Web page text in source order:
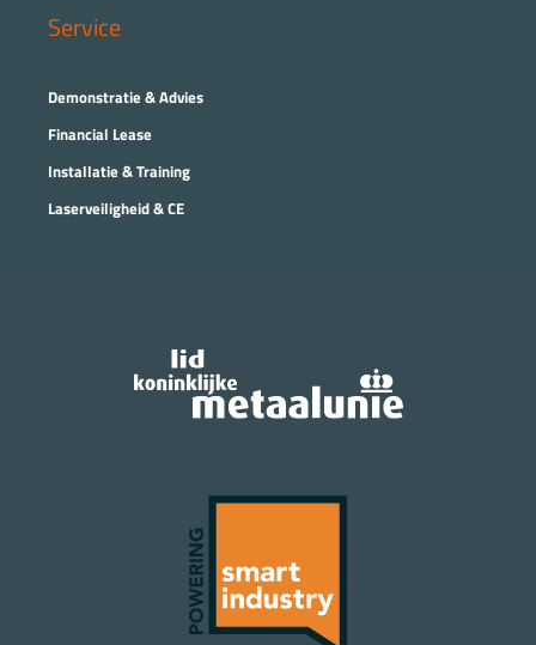
Service
Demonstratie & Advies
Financial Lease
Installatie & Training
Laserveiligheid & CE